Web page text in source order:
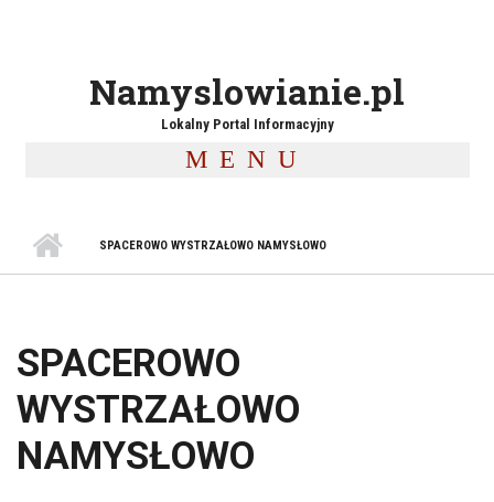
Namyslowianie.pl
Lokalny Portal Informacyjny
MENU
SPACEROWO WYSTRZAŁOWO NAMYSŁOWO
SPACEROWO
WYSTRZAŁOWO
NAMYSŁOWO